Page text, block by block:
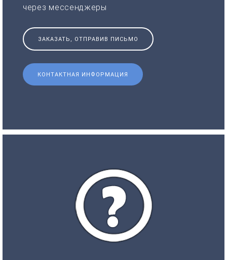
через мессенджеры
ЗАКАЗАТЬ, ОТПРАВИВ ПИСЬМО
КОНТАКТНАЯ ИНФОРМАЦИЯ